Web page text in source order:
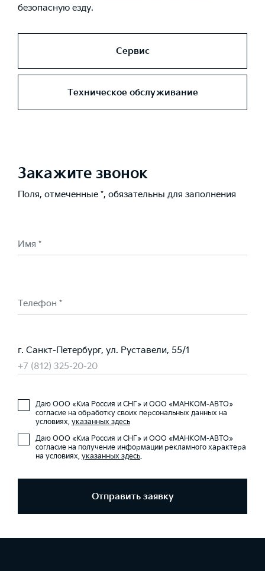
безопасную езду.
Сервис
Техническое обслуживание
Закажите звонок
Поля, отмеченные *, обязательны для заполнения
Имя *
Телефон *
г. Санкт-Петербург, ул. Руставели, 55/1
+7 (812) 325-20-20
Даю ООО «Киа Россия и СНГ» и ООО «МАНКОМ-АВТО»
согласие на обработку своих персональных данных на
условиях, указанных здесь
Даю ООО «Киа Россия и СНГ» и ООО «МАНКОМ-АВТО»
согласие на получение информации рекламного характера
на условиях, указанных здесь.
Отправить заявку